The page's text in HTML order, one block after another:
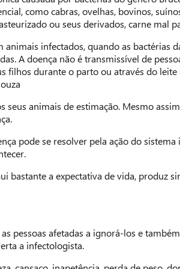
como cabras, ovelhas, bovinos,
ou seus derivados, carne mal
infectados, quando as bactérias
A doença não é transmissível de
filhos durante o parto ou através do
seus animais de estimação. Mesmo
pode se resolver pela ação do
a expectativa de vida, produz
pessoas afetadas a ignorá-los e
a infectologista.